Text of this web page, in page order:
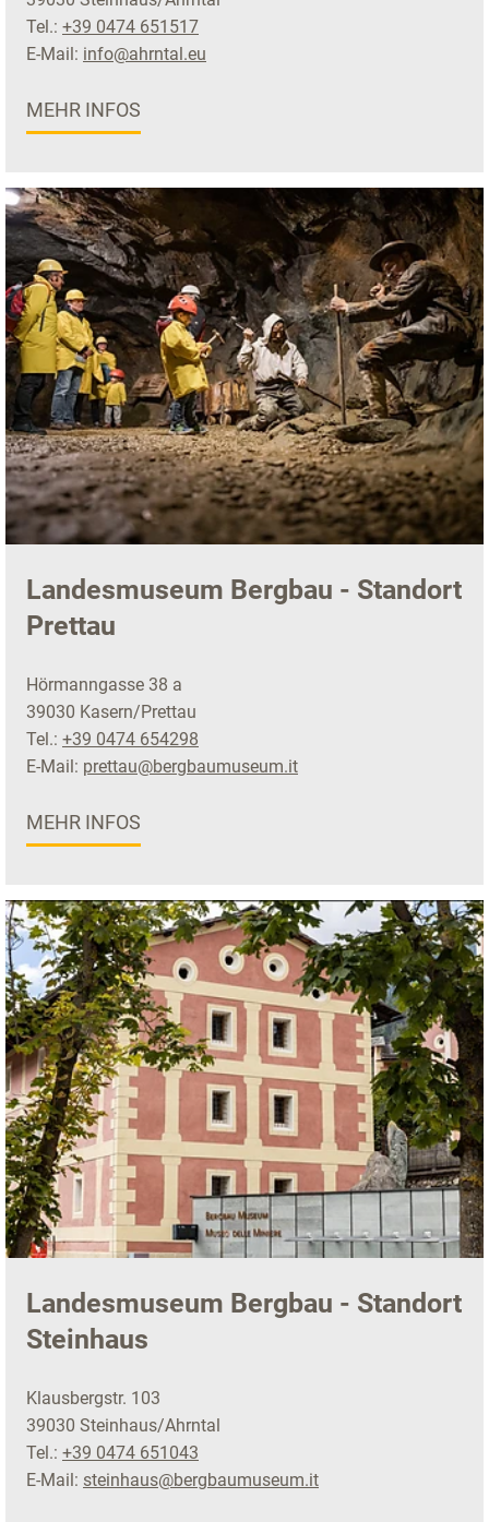
Tel.: +39 0474 651517
E-Mail: info@ahrntal.eu
MEHR INFOS
Landesmuseum Bergbau - Standort
Prettau
Hörmanngasse 38 a
39030 Kasern/Prettau
Tel.: +39 0474 654298
E-Mail: prettau@bergbaumuseum.it
MEHR INFOS
Landesmuseum Bergbau - Standort
Steinhaus
Klausbergstr. 103
39030 Steinhaus/Ahrntal
Tel.: +39 0474 651043
E-Mail: steinhaus@bergbaumuseum.it